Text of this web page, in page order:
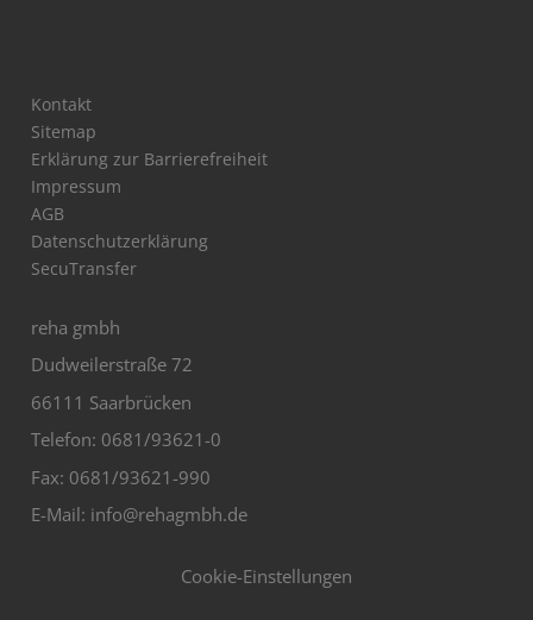
Kontakt
Sitemap
Erklärung zur Barrierefreiheit
Impressum
AGB
Datenschutzerklärung
SecuTransfer
reha gmbh
Dudweilerstraße 72
66111 Saarbrücken
Telefon: 0681/93621-0
Fax: 0681/93621-990
E-Mail: info@rehagmbh.de
Cookie-Einstellungen